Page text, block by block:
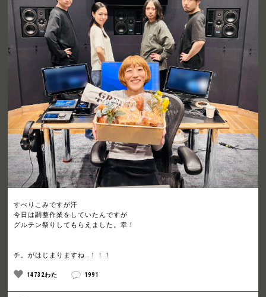
すべりこみですが汗
今日は調整作業をしていたんですが
グルテン祭りしてもらえました。幸！
チ。がはじまりますね…！！！
14732わた 1991